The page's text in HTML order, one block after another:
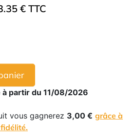
€ TTC
partir du 11/08/2026
vous gagnerez 3,00 € grâce à